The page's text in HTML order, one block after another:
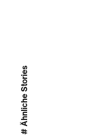
# Ähnliche Stories